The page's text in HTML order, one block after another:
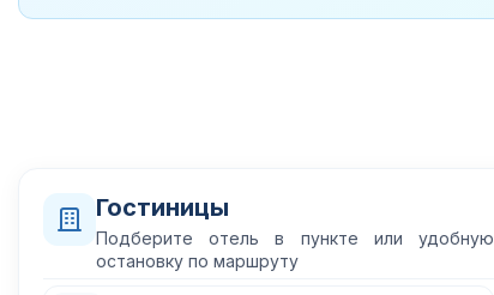
Гостиницы
Подберите отель в пункте или удобную
остановку по маршруту